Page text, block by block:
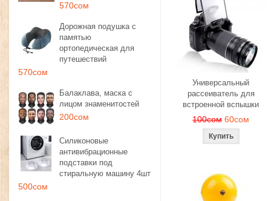
570сом
Дорожная подушка с
памятью
ортопедическая для
путешествий
570сом
Балаклава, маска с
лицом знаменитостей
200сом
Силиконовые
антивибрационные
подставки под
стиральную машину 4шт
500сом
Универсальный
рассеиватель для
встроенной вспышки
100сом 60сом